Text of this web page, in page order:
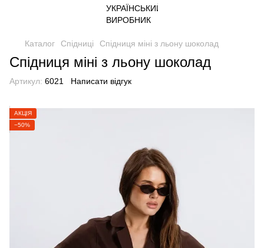
Каталог Спідниці Спідниця міні з льону шоколад
Спідниця міні з льону шоколад
Артикул: 6021 Написати відгук
АКЦІЯ
−50%